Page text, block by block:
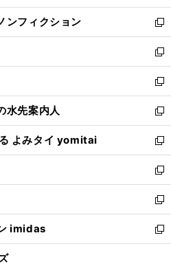
開
く
ウ
で
開
く
ン
ド
ウ
で
開
く
ウ
ィ
ン
ド
ウ
で
開
く
ンフィクション
新
し
い
ウ
ィ
ン
ド
ウ
で
開
く
新
し
い
ウ
ィ
ン
ド
ウ
で
開
く
新
し
い
ウ
ィ
ン
ド
ウ
で
開
く
水先案内人
新
し
い
ウ
ィ
ン
ド
ウ
で
開
よみタイ yomitai
新
し
い
ウ
ィ
ン
ド
ウ
新
し
い
ウ
ィ
ン
新
し
い
ウ
imidas
新
し